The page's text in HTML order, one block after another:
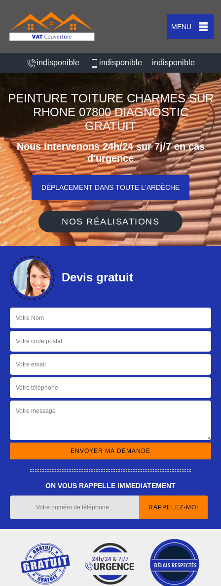
MENU
indisponible indisponible indisponible
PEINTURE TOITURE CHARMES SUR
RHONE 07800 DIAGNOSTIC
GRATUIT
Nous intervenons 24h/24 sur 7j/7 en cas
d'urgence
DÉPLACEMENT DANS TOUTE L'ARDÈCHE
NOS RÉALISATIONS
Devis gratuit
ON VOUS RAPPELLE IMMEDIATEMENT